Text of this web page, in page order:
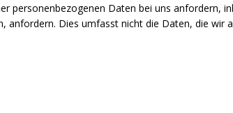
personenbezogenen Daten bei uns anfordern,
Dies umfasst nicht die Daten, die wir